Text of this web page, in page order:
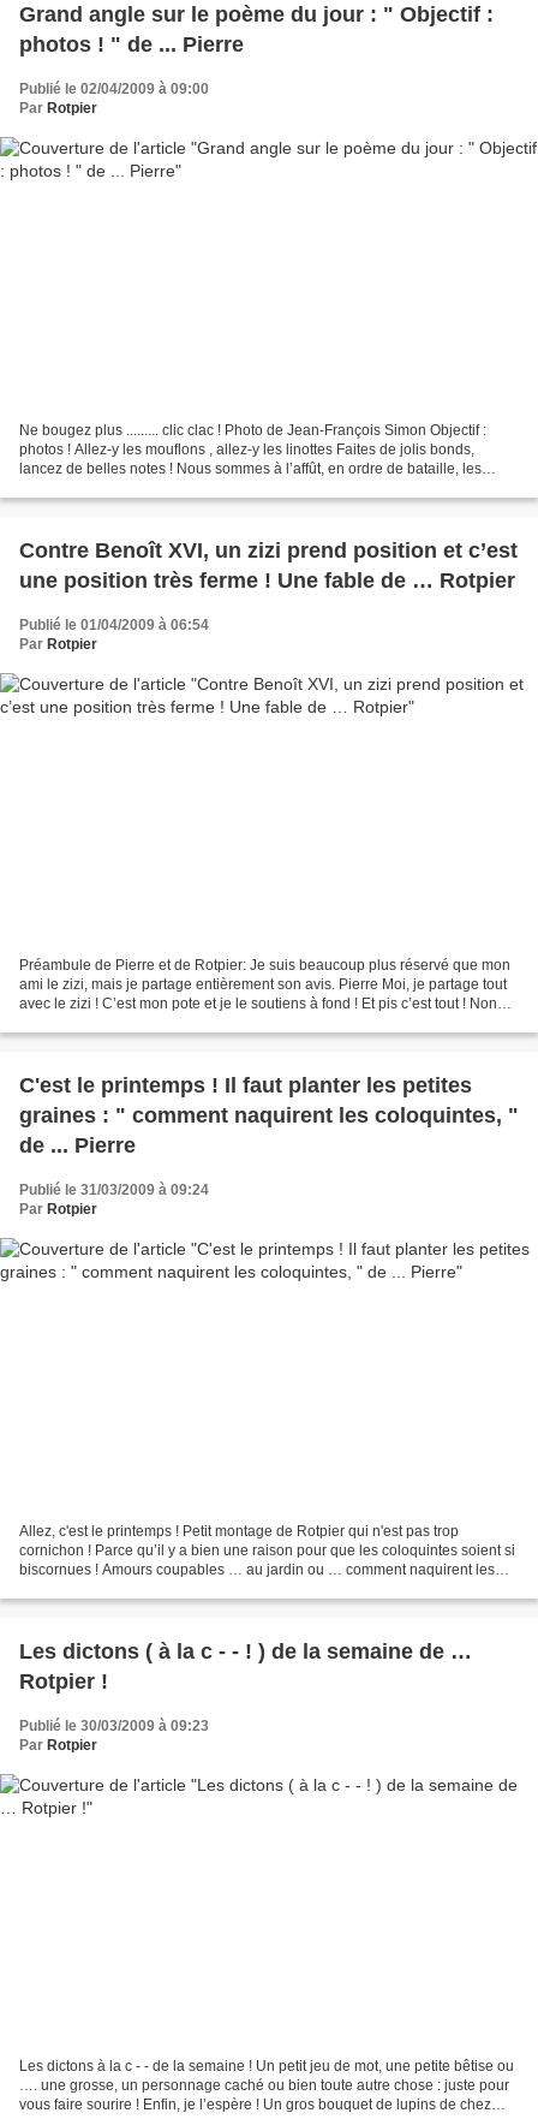
Grand angle sur le poème du jour : " Objectif :
photos ! " de ... Pierre
Publié le 02/04/2009 à 09:00
Par Rotpier
Ne bougez plus ......... clic clac ! Photo de Jean-François Simon Objectif :
photos ! Allez-y les mouflons , allez-y les linottes Faites de jolis bonds,
lancez de belles notes ! Nous sommes à l’affût, en ordre de bataille, les
Contre Benoît XVI, un zizi prend position et c’est
une position très ferme ! Une fable de … Rotpier
Publié le 01/04/2009 à 06:54
Par Rotpier
Préambule de Pierre et de Rotpier: Je suis beaucoup plus réservé que mon
ami le zizi, mais je partage entièrement son avis. Pierre Moi, je partage tout
avec le zizi ! C’est mon pote et je le soutiens à fond ! Et pis c’est tout ! Non
C'est le printemps ! Il faut planter les petites
graines : " comment naquirent les coloquintes, "
de ... Pierre
Publié le 31/03/2009 à 09:24
Par Rotpier
Allez, c'est le printemps ! Petit montage de Rotpier qui n'est pas trop
cornichon ! Parce qu’il y a bien une raison pour que les coloquintes soient si
biscornues ! Amours coupables … au jardin ou … comment naquirent les
Les dictons ( à la c - - ! ) de la semaine de …
Rotpier !
Publié le 30/03/2009 à 09:23
Par Rotpier
Les dictons à la c - - de la semaine ! Un petit jeu de mot, une petite bêtise ou
…. une grosse, un personnage caché ou bien toute autre chose : juste pour
vous faire sourire ! Enfin, je l’espère ! Un gros bouquet de lupins de chez